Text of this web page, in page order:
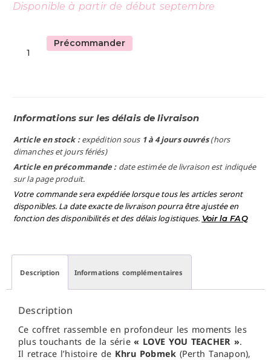
Disponible à partir de début septembre
Précommander
Informations sur les délais de livraison
Article en stock :expédition sous 1 à 4 jours ouvrés(hors
dimanches et jours fériés)
Article en précommande : date estimée de livraison est indiquée
sur la page produit.
Votre commande sera expédiée lorsque tous les articles seront
disponibles. La date exacte de livraison pourra être ajustée en
fonction des disponibilités et des délais logistiques. Voir la FAQ
Description Informations complémentaires
Description
Ce coffret rassemble en profondeur les moments les
plus touchants de la série« LOVE YOU TEACHER ».
Il retrace l’histoire de Khru Pobmek (Perth Tanapon),